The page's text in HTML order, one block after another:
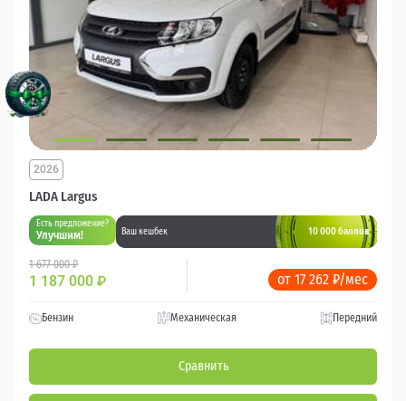
LADA Largus
2026
Есть предложение?
Улучшим! Ваш кешбек 10 000 баллов
1 677 000 ₽
1 187 000 ₽ от 17 262 ₽/мес
Бензин Механическая Передний
Сравнить